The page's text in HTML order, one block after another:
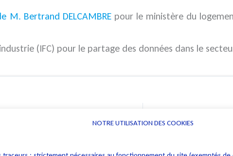
M. Bertrand DELCAMBREpour le ministère du
(IFC) pour le partage des données dans le
NOTRE UTILISATION DES COOKIES